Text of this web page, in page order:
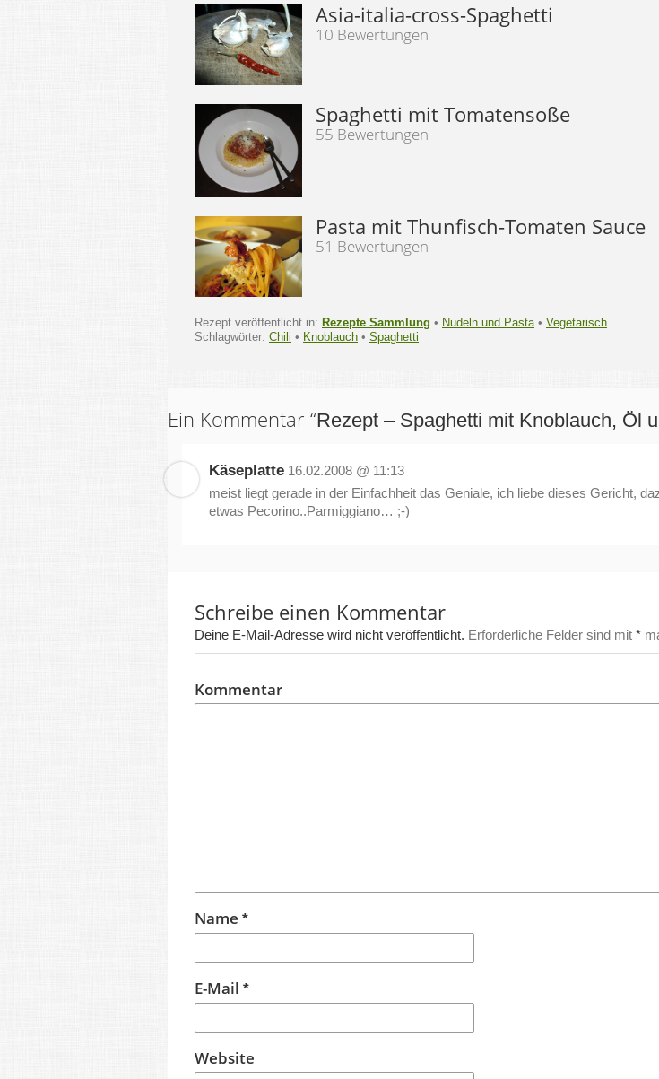
Asia-italia-cross-Spaghetti
10 Bewertungen
Spaghetti mit Tomatensoße
55 Bewertungen
Pasta mit Thunfisch-Tomaten Sauce
51 Bewertungen
Rezept veröffentlicht in: Rezepte Sammlung • Nudeln und Pasta • Vegetarisch
Schlagwörter: Chili • Knoblauch • Spaghetti
Ein Kommentar “Rezept – Spaghetti mit Knoblauch, Öl
Käseplatte 16.02.2008 @ 11:13
meist liegt gerade in der Einfachheit das Geniale, ich liebe dieses Gericht,
etwas Pecorino..Parmiggiano… ;-)
Schreibe einen Kommentar
Deine E-Mail-Adresse wird nicht veröffentlicht. Erforderliche Felder sind mit *
Kommentar
Name *
E-Mail *
Website